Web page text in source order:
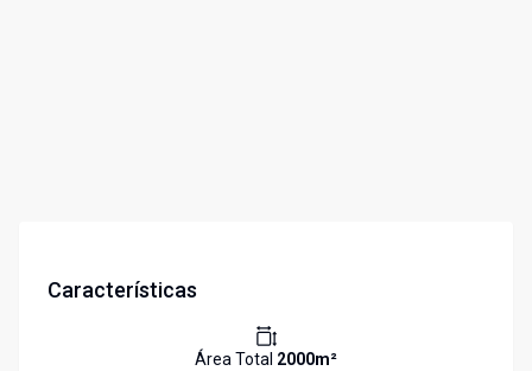
Características
Área Total 2000m²